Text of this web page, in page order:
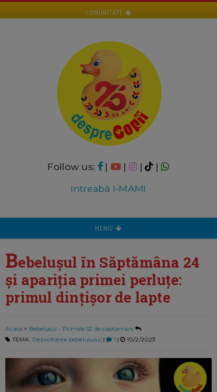
COMUNITATE
Follow us: | | |
|
Intreabă I-MAMI
MENIU
Bebelușul în Săptămâna 24
și apariția primei perluțe:
primul dințișor de lapte
Acasa > Bebelusul - Primele 52 de saptamani
TEMA: Dezvoltarea bebelusului | 1 | 10/2/2023